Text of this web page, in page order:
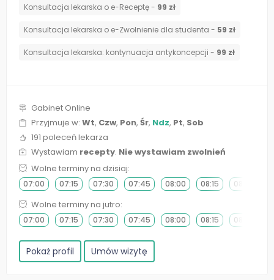
Konsultacja lekarska o e-Receptę - 99 zł
Konsultacja lekarska o e-Zwolnienie dla studenta - 59 zł
⁠Konsultacja lekarska: kontynuacja antykoncepcji - 99 zł
Gabinet Online
Przyjmuje w: Wt, Czw, Pon, Śr, Ndz, Pt, Sob
191 poleceń lekarza
Wystawiam recepty. Nie wystawiam zwolnień
Wolne terminy na dzisiaj:
07:00 07:15 07:30 07:45 08:00 08:15 08:30
Wolne terminy na jutro:
07:00 07:15 07:30 07:45 08:00 08:15 08:30
Pokaż profil Umów wizytę